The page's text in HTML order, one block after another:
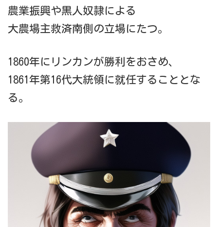
農業振興や黒人奴隷による
大農場主救済南側の立場にたつ。
1860年にリンカンが勝利をおさめ、
1861年第16代大統領に就任することとな
る。